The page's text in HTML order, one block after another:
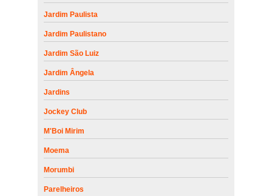
Jardim Paulista
Jardim Paulistano
Jardim São Luiz
Jardim Ângela
Jardins
Jockey Club
M'Boi Mirim
Moema
Morumbi
Parelheiros